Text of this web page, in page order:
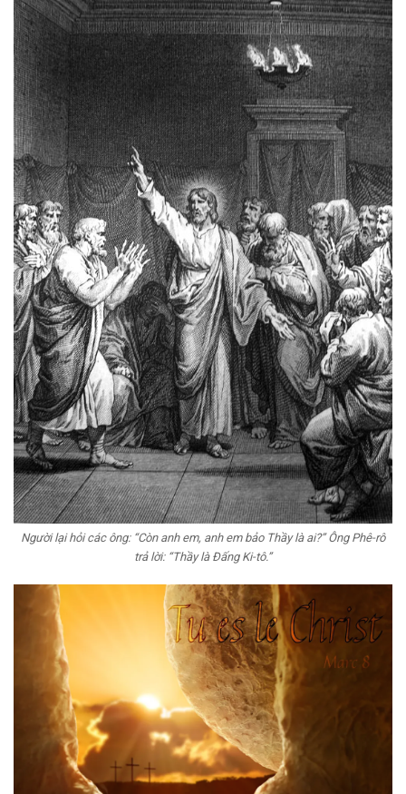
Người lại hỏi các ông: “Còn anh em, anh em bảo Thầy là ai?” Ông Phê-rô
trả lời: “Thầy là Đấng Ki-tô.”